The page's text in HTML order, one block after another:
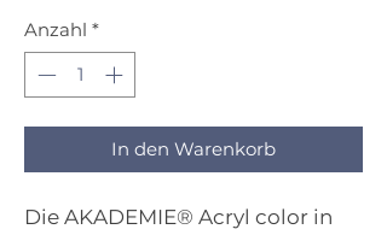
Anzahl *
In den Warenkorb
Die AKADEMIE® Acryl color in